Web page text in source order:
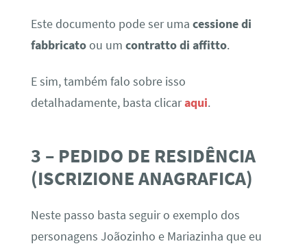
Este documento pode ser uma cessione di
fabbricatoou um contratto di affitto.
E sim, também falo sobre isso
detalhadamente, basta clicaraqui.
3 – PEDIDO DE RESIDÊNCIA
(ISCRIZIONE ANAGRAFICA)
Neste passo basta seguir o exemplo dos
personagens Joãozinho e Mariazinha que eu